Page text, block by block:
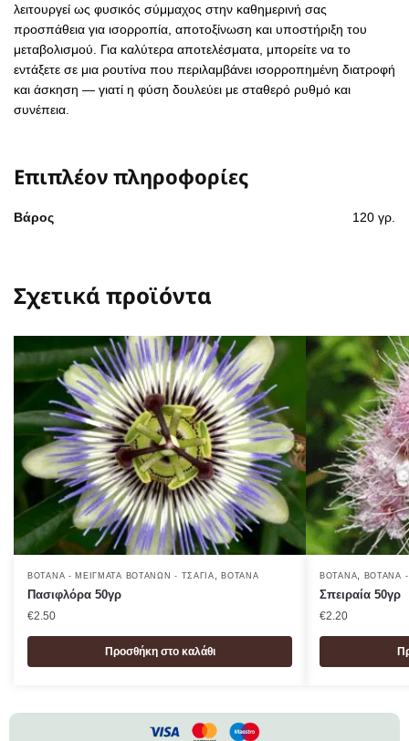
λειτουργεί ως φυσικός σύμμαχος στην καθημερινή σας
προσπάθεια για ισορροπία, αποτοξίνωση και υποστήριξη του
μεταβολισμού. Για καλύτερα αποτελέσματα, μπορείτε να το
εντάξετε σε μια ρουτίνα που περιλαμβάνει ισορροπημένη διατροφή
και άσκηση — γιατί η φύση δουλεύει με σταθερό ρυθμό και
συνέπεια.
Επιπλέον πληροφορίες
Βάρος 120 γρ.
Σχετικά προϊόντα
ΒΌΤΑΝΑ - ΜΕΊΓΜΑΤΑ ΒΟΤΆΝΩΝ - ΤΣΆΓΙΑ ,ΒΌΤΑΝΑ
Πασιφλόρα 50γρ
€2.50
Προσθήκη στο καλάθι
ΒΌΤΑΝΑ ΒΌΤΑΝΑ
Σπειραία 50γρ
€2.20